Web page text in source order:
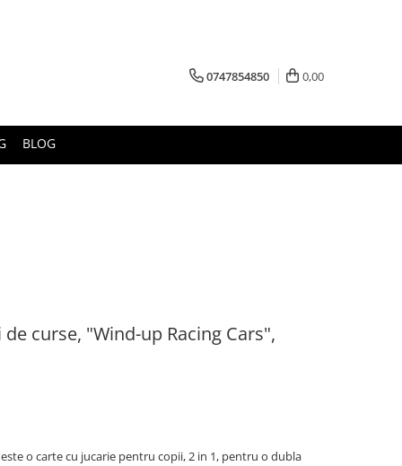
0747854850 0,00
BLOG
curse, "Wind-up Racing Cars",
o carte cu jucarie pentru copii, 2 in 1, pentru o dubla